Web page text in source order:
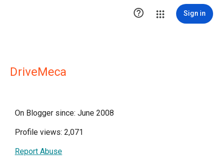
 Sign in
DriveMeca
On Blogger since: June 2008
Profile views: 2,071
Report Abuse